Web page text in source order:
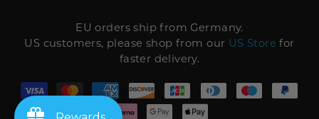
EU orders ship from Germany.
US customers, please shop from our US Store for
faster delivery.